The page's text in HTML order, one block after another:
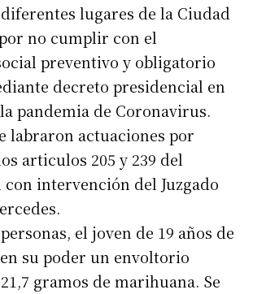
lugares de la Ciudad
no cumplir con el
preventivo y obligatorio
decreto presidencial en
pandemia de Coronavirus.
labraron actuaciones por
articulos 205 y 239 del
con intervención del Juzgado
el joven de 19 años de
su poder un envoltorio
gramos de marihuana. Se